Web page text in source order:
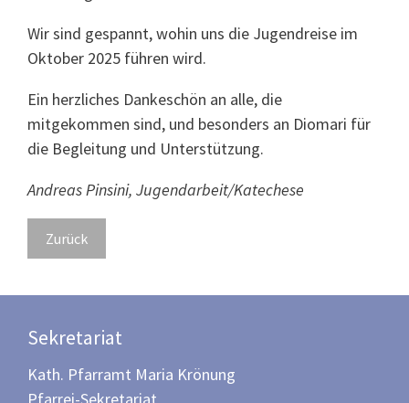
Wir sind gespannt, wohin uns die Jugendreise im
Oktober 2025 führen wird.
Ein herzliches Dankeschön an alle, die
mitgekommen sind, und besonders an Diomari für
die Begleitung und Unterstützung.
Andreas Pinsini, Jugendarbeit/Katechese
Zurück
Sekretariat
Kath. Pfarramt Maria Krönung